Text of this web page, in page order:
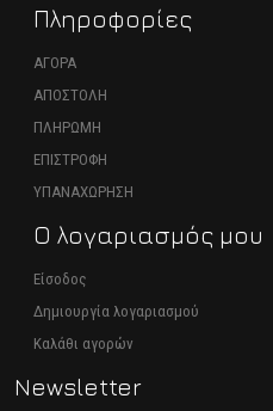
Πληροφορίες
ΑΓΟΡΑ
ΑΠΟΣΤΟΛΗ
ΠΛΗΡΩΜΗ
ΕΠΙΣΤΡΟΦΗ
ΥΠΑΝΑΧΩΡΗΣΗ
Ο λογαριασμός μου
Είσοδος
Δημιουργία λογαριασμού
Καλάθι αγορών
Newsletter